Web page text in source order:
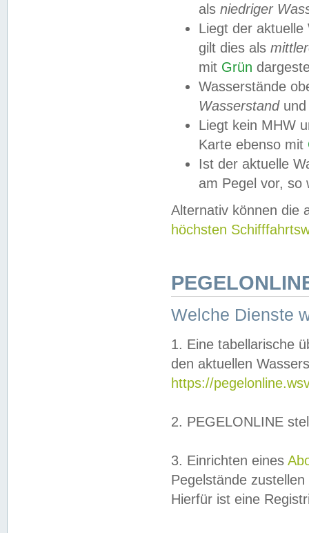
als niedriger
Liegt der
gilt dies als
mit Grün
Wasserstände
Wasserstandund
Liegt kein MHW
Karte ebenso mit
Ist der aktuelle
am Pegel vor,
Alternativ können die
höchsten
Welche Dienste
1. Eine tabellarische
den aktuellen
https://
2. PEGELONLINE
3. Einrichten eines
Pegelstände
Hierfür ist eine